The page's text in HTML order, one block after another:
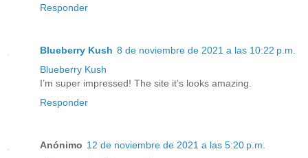
Responder
Blueberry Kush 8 de noviembre de 2021 a las 10:22 p.m.
Blueberry Kush
I’m super impressed! The site it’s looks amazing.
Responder
Anónimo 12 de noviembre de 2021 a las 5:20 p.m.